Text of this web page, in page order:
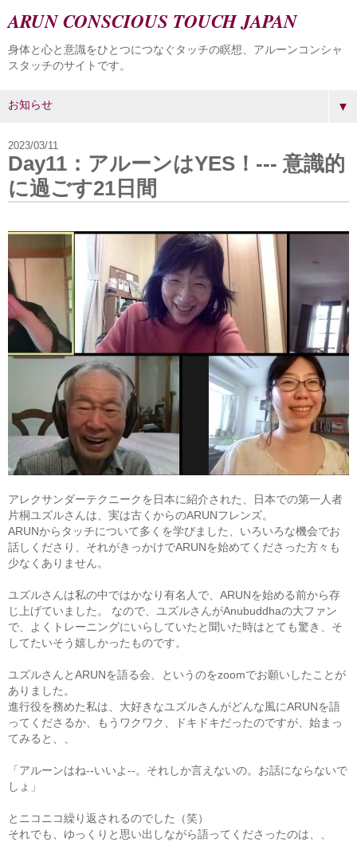
ARUN CONSCIOUS TOUCH JAPAN
身体と心と意識をひとつにつなぐタッチの瞑想、アルーンコンシャ
スタッチのサイトです。
▼
2023/03/11
Day11：アルーンはYES！--- 意識的
に過ごす21日間
アレクサンダーテクニークを日本に紹介された、日本での第一人者
片桐ユズルさんは、実は古くからのARUNフレンズ。
ARUNからタッチについて多くを学びました、いろいろな機会でお
話しくださり、それがきっかけでARUNを始めてくださった方々も
少なくありません。
ユズルさんは私の中ではかなり有名人で、ARUNを始める前から存
じ上げていました。 なので、ユズルさんがAnubuddhaの大ファン
で、よくトレーニングにいらしていたと聞いた時はとても驚き、そ
してたいそう嬉しかったものです。
ユズルさんとARUNを語る会、というのをzoomでお願いしたことが
ありました。
進行役を務めた私は、大好きなユズルさんがどんな風にARUNを語
ってくださるか、もうワクワク、ドキドキだったのですが、始まっ
てみると、、
「アルーンはね--いいよ--。それしか言えないの。お話にならないで
しょ」
とニコニコ繰り返されるのでした（笑）
それでも、ゆっくりと思い出しながら語ってくださったのは、、